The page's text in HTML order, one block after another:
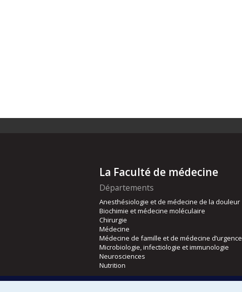
La Faculté de médecine
Départements
Anesthésiologie et de médecine de la douleur
Biochimie et médecine moléculaire
Chirurgie
Médecine
Médecine de famille et de médecine d’urgence
Microbiologie, infectiologie et immunologie
Neurosciences
Nutrition